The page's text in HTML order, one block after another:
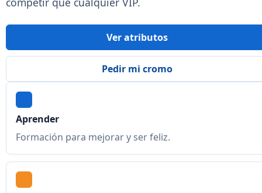
Ver atributos
Pedir mi cromo
Aprender
Formación para mejorar y ser feliz.